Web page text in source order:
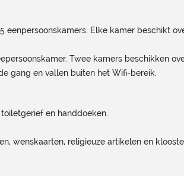
eenpersoonskamers. Elke kamer beschikt
Twee kamers beschikken
gang en vallen buiten het Wifi-bereik.
en handdoeken.
wenskaarten, religieuze artikelen en